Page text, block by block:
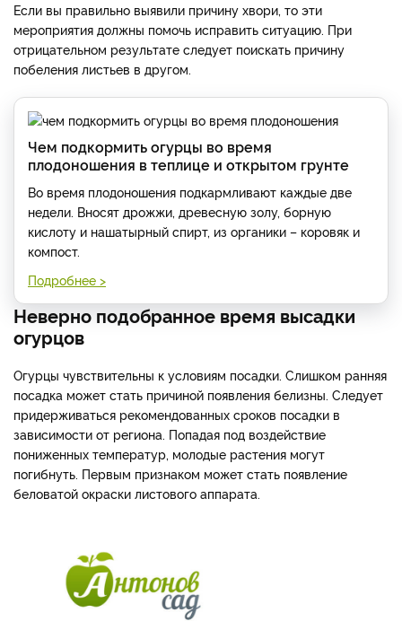
Если вы правильно выявили причину хвори, то эти
мероприятия должны помочь исправить ситуацию. При
отрицательном результате следует поискать причину
побеления листьев в другом.
Чем подкормить огурцы во время
плодоношения в теплице и открытом грунте
Во время плодоношения подкармливают каждые две
недели. Вносят дрожжи, древесную золу, борную
кислоту и нашатырный спирт, из органики – коровяк и
компост.
Подробнее >
Неверно подобранное время высадки
огурцов
Огурцы чувствительны к условиям посадки. Слишком ранняя
посадка может стать причиной появления белизны. Следует
придерживаться рекомендованных сроков посадки в
зависимости от региона. Попадая под воздействие
пониженных температур, молодые растения могут
погибнуть. Первым признаком может стать появление
беловатой окраски листового аппарата.